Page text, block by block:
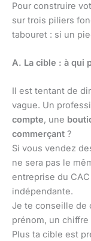
Pour construire
sur trois piliers
tabouret : si un
A. La cible : à qui
Il est tentant de
vague. Un
compte, une
commerçant ?
Si vous vendez
ne sera pas le
entreprise du
indépendante.
Je te conseille de
prénom, un chiffre
Plus ta cible est